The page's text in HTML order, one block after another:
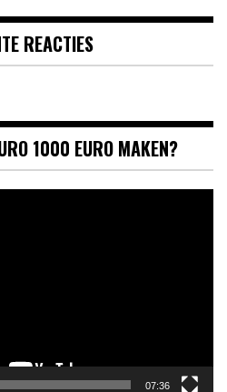
REACTIES
1000 EURO MAKEN?
07:36